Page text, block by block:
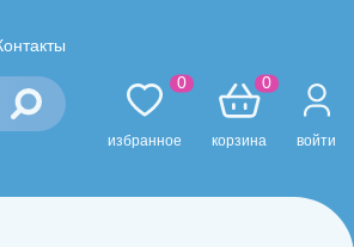
избранное
0
корзина
0
войти